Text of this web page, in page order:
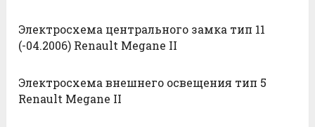
Электросхема центрального замка тип 11
(-04.2006) Renault Megane II
Электросхема внешнего освещения тип 5
Renault Megane II